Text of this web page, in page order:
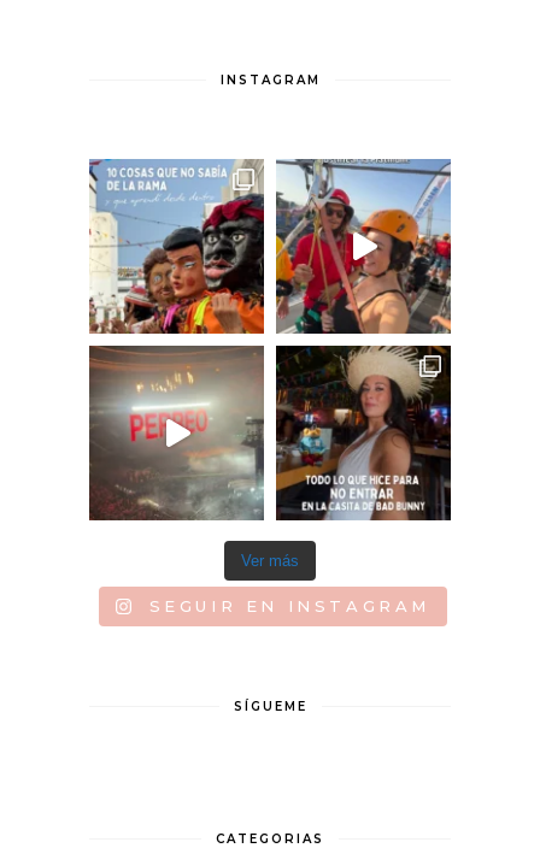
INSTAGRAM
Ver más
SEGUIR EN INSTAGRAM
SÍGUEME
CATEGORIAS